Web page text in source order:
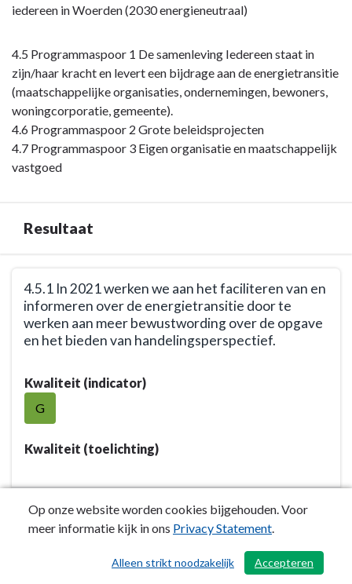
naar
Opgave:
Energietransitie
Maatschappelijk
effect
iedereen in Woerden (2030 energieneutraal)
4.5 Programmaspoor 1 De samenleving Iedereen staat in
zijn/haar kracht en levert een bijdrage aan de energietransitie
(maatschappelijke organisaties, ondernemingen, bewoners,
woningcorporatie, gemeente).
4.6 Programmaspoor 2 Grote beleidsprojecten
4.7 Programmaspoor 3 Eigen organisatie en maatschappelijk
vastgoed
Resultaat
navigatie
Resultaat
4.5.1 In 2021 werken we aan het faciliteren van en
informeren over de energietransitie door te
werken aan meer bewustwording over de opgave
en het bieden van handelingsperspectief.
naar
navigatie
Opgave:
-
Kwaliteit (indicator)
G
Kwaliteit (toelichting)
Inspanning 2021
4.5.1.1 Het uitwerken/uitvoeren maken van projecten
om inwoners te stimuleren
/ 503
Op onze website worden cookies bijgehouden. Voor
meer informatie kijk in ons Privacy Statement.
Accepteren
Alleen strikt noodzakelijk